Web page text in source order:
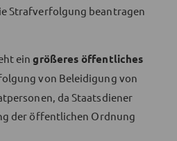
Strafverfolgung beantragen
eingrößeres öffentliches
von Beleidigung von
da Staatsdiener
der öffentlichen Ordnung